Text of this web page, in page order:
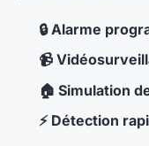
🔒 Alarme
📹
🏠 Simulation
⚡ Détection